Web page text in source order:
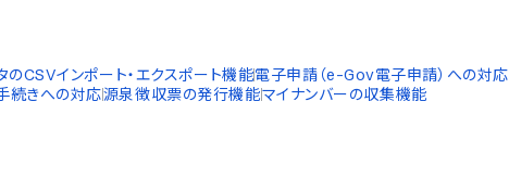
CSVインポート・エクスポート機能電子申請（e-Gov電子申請）への対応
続きへの対応源泉徴収票の発行機能マイナンバーの収集機能